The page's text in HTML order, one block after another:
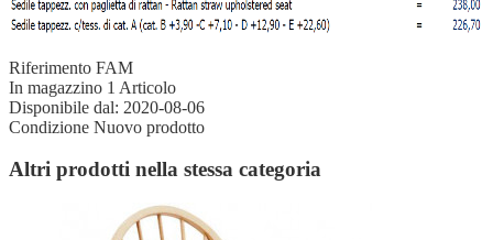
Riferimento FAM
In magazzino 1 Articolo
Disponibile dal: 2020-08-06
Condizione Nuovo prodotto
Altri prodotti nella stessa categoria